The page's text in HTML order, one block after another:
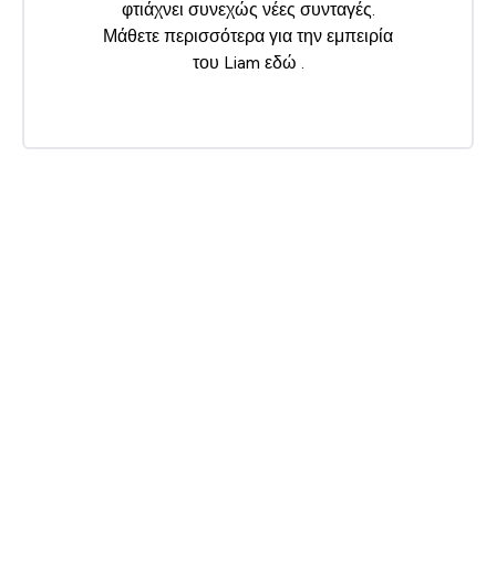
φτιάχνει συνεχώς νέες συνταγές.
Μάθετε περισσότερα για την εμπειρία
του Liam εδώ